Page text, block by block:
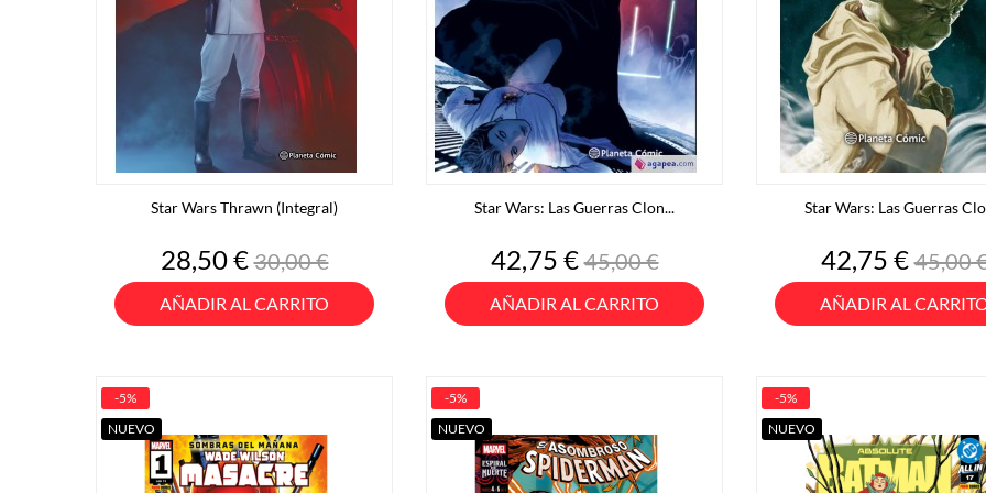
Star Wars Thrawn (Integral)
Precio
28,50 €Precio
base
30,00 €
AÑADIR AL CARRITO
Star Wars: Las Guerras Clon...
Precio
42,75 €Precio
base
45,00 €
AÑADIR AL CARRITO
Star Wars: Las Guerras
Precio
42,75 €
base
45,00
AÑADIR AL
-5%
NUEVO
-5%
NUEVO
-5%
NUEVO